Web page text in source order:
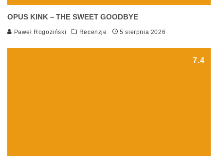
OPUS KINK – THE SWEET GOODBYE
Paweł Rogoziński Recenzje 5 sierpnia 2026
7.4